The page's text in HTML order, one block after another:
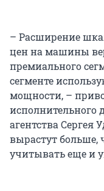
– Расширение
цен на машины
премиального
сегменте
мощности, –
исполнительного
агентства
вырастут больше,
учитывать еще и